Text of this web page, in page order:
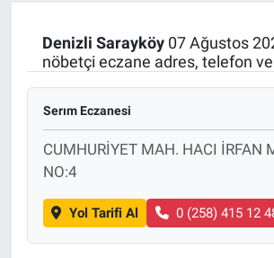
Denizli Sarayköy07 Ağustos
nöbetçi eczane adres, telefon ve
Serım Eczanesi
CUMHURİYET MAH. HACI İRFAN
NO:4
Yol Tarifi Al 0 (258) 415 12